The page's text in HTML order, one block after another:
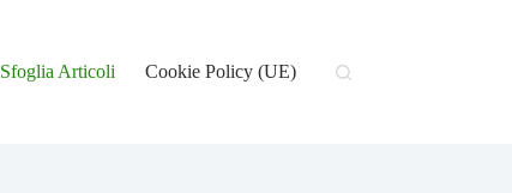
Sfoglia Articoli Cookie Policy (UE)